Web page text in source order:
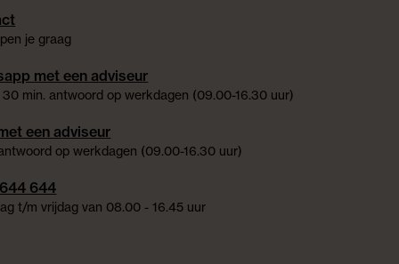
je graag
met een adviseur
30 min. antwoord op werkdagen (09.00-16.30 uur)
een adviseur
op werkdagen (09.00-16.30 uur)
644
t/m vrijdag van 08.00 - 16.45 uur